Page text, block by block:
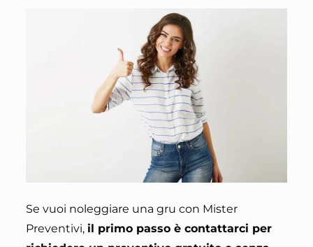
Se vuoi noleggiare una gru con Mister
Preventivi, il primo passo è contattarci per